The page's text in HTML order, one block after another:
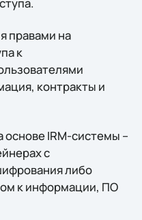
правами на
к
контракты и
IRM-системы –
с
либо
к информации, ПО